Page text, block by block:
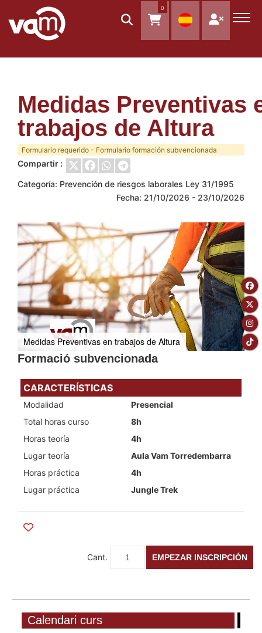
0
Medidas Preventivas
trabajos de Altura
Formulario requerido - Formulario formación subvencionada
Compartir :
Categoría: Prevención de riesgos laborales Ley 31/1995
Fecha: 21/10/2026 - 23/10/2026
Medidas Preventivas en trabajos de Altura
Formació subvencionada
CARACTERÍSTICAS
Modalidad
Presencial
Total horas curso
8h
Horas teoría
4h
Lugar teoría
Aula Vam Torredembarra
Horas práctica
4h
Lugar práctica
Jungle Trek
EMPEZAR INSCRIPCIÓN
Cant.
Calendari curs